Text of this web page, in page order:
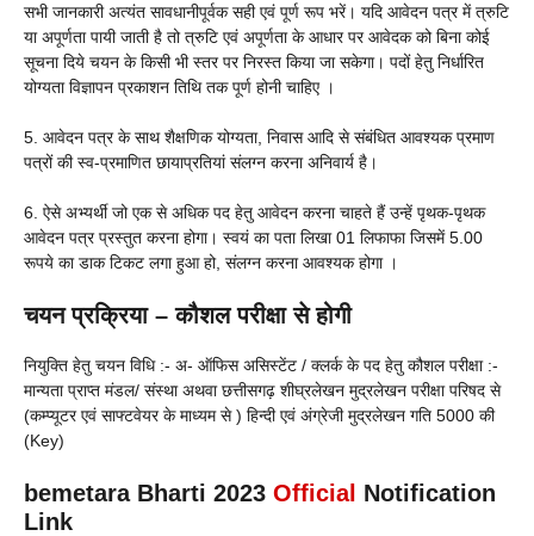
सभी जानकारी अत्यंत सावधानीपूर्वक सही एवं पूर्ण रूप भरें। यदि आवेदन पत्र में त्रुटि
या अपूर्णता पायी जाती है तो त्रुटि एवं अपूर्णता के आधार पर आवेदक को बिना कोई
सूचना दिये चयन के किसी भी स्तर पर निरस्त किया जा सकेगा। पदों हेतु निर्धारित
योग्यता विज्ञापन प्रकाशन तिथि तक पूर्ण होनी चाहिए ।
5. आवेदन पत्र के साथ शैक्षणिक योग्यता, निवास आदि से संबंधित आवश्यक प्रमाण
पत्रों की स्व-प्रमाणित छायाप्रतियां संलग्न करना अनिवार्य है।
6. ऐसे अभ्यर्थी जो एक से अधिक पद हेतु आवेदन करना चाहते हैं उन्हें पृथक-पृथक
आवेदन पत्र प्रस्तुत करना होगा। स्वयं का पता लिखा 01 लिफाफा जिसमें 5.00
रूपये का डाक टिकट लगा हुआ हो, संलग्न करना आवश्यक होगा ।
चयन प्रक्रिया – कौशल परीक्षा से होगी
नियुक्ति हेतु चयन विधि :- अ- ऑफिस असिस्टेंट / क्लर्क के पद हेतु कौशल परीक्षा :-
मान्यता प्राप्त मंडल/ संस्था अथवा छत्तीसगढ़ शीघ्रलेखन मुद्रलेखन परीक्षा परिषद से
(कम्प्यूटर एवं साफ्टवेयर के माध्यम से ) हिन्दी एवं अंग्रेजी मुद्रलेखन गति 5000 की
(Key)
bemetara Bharti 2023 Official Notification
Link